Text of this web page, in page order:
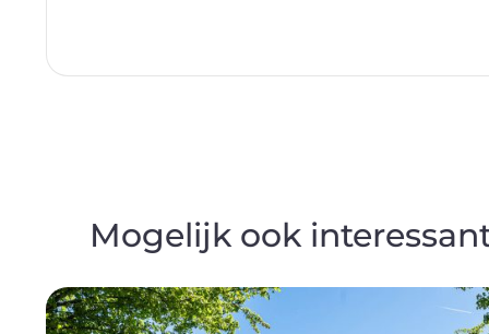
Mogelijk ook